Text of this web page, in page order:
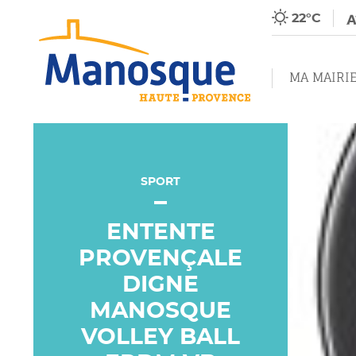
22°C
MA MAIRIE
SPORT
ENTENTE
PROVENÇALE
DIGNE
MANOSQUE
VOLLEY BALL